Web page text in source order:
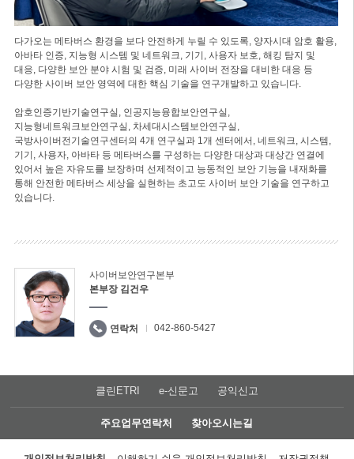
다가오는 메타버스 환경을 보다 안전하게 누릴 수 있도록, 양자시대 암호 활용,
아바타 인증, 지능형 시스템 및 네트워크, 기기, 사용자 보호, 해킹 탐지 및
대응, 다양한 보안 분야 시험 및 검증, 미래 사이버 전장을 대비한 대응 등
다양한 사이버 보안 영역에 대한 핵심 기술을 연구개발하고 있습니다.
암호인증기반기술연구실, 인공지능융합보안연구실,
지능형네트워크보안연구실, 차세대시스템보안연구실,
국방사이버전기술연구센터의 4개 연구실과 1개 센터에서, 네트워크, 시스템,
기기, 사용자, 아바타 등 메타버스를 구성하는 다양한 대상과 대상간 연결에
있어서 높은 자유도를 보장하며 선제적이고 능동적인 보안 기능을 내재화를
통해 안전한 메타버스 세상을 실현하는 초고도 사이버 보안 기술을 연구하고
있습니다.
사이버보안연구본부
본부장 김건우
연락처 042-860-5427
클린ETRI e-신문고 공익신고
주요업무연락처 찾아오시는길